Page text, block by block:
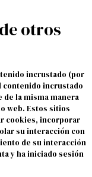
otros
incrustado (por
contenido incrustado
la misma manera
web. Estos sitios
cookies, incorporar
su interacción con
de su interacción
y ha iniciado sesión